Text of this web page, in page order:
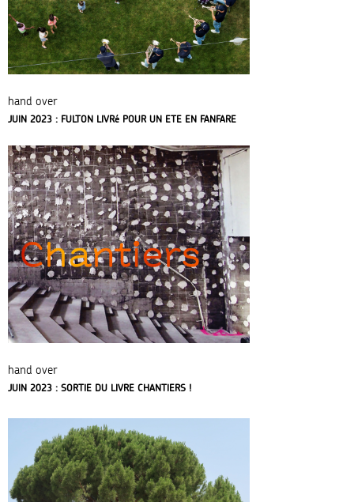
hand over
JUIN 2023 : FULTON LIVRé POUR UN ETE EN FANFARE
hand over
JUIN 2023 : SORTIE DU LIVRE CHANTIERS !